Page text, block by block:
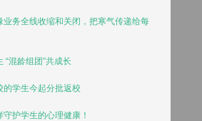
业务全线收缩和关闭，把寒气传递给每
“混龄组团”共成长
的学生今起分批返校
护学生的心理健康！